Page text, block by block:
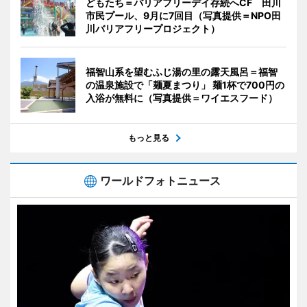
市民プール、9月に7回目（写真提供＝NPO田
川バリアフリープロジェクト）
福智山系を望むふじ湯の里の露天風呂＝福智
の温泉施設で「麺夏まつり」 麺1杯で700円の
入浴が無料に（写真提供＝ワイエスフード）
もっと見る
ワールドフォトニュース